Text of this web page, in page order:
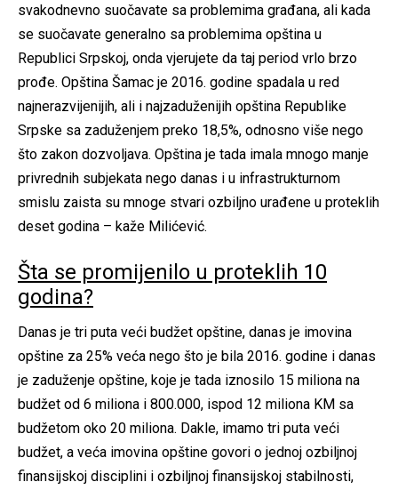
svakodnevno suočavate sa problemima građana, ali kada
se suočavate generalno sa problemima opština u
Republici Srpskoj, onda vjerujete da taj period vrlo brzo
prođe. Opština Šamac je 2016. godine spadala u red
najnerazvijenijih, ali i najzaduženijih opština Republike
Srpske sa zaduženjem preko 18,5%, odnosno više nego
što zakon dozvoljava. Opština je tada imala mnogo manje
privrednih subjekata nego danas i u infrastrukturnom
smislu zaista su mnoge stvari ozbiljno urađene u proteklih
deset godina – kaže Milićević.
Šta se promijenilo u proteklih 10
godina?
Danas je tri puta veći budžet opštine, danas je imovina
opštine za 25% veća nego što je bila 2016. godine i danas
je zaduženje opštine, koje je tada iznosilo 15 miliona na
budžet od 6 miliona i 800.000, ispod 12 miliona KM sa
budžetom oko 20 miliona. Dakle, imamo tri puta veći
budžet, a veća imovina opštine govori o jednoj ozbiljnoj
finansijskoj disciplini i ozbiljnoj finansijskoj stabilnosti,